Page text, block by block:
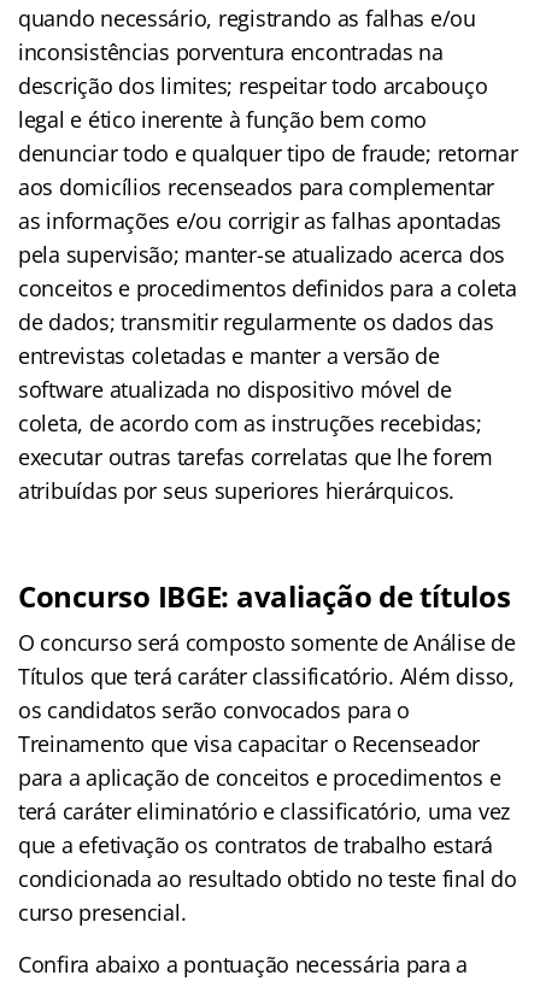
quando necessário, registrando as falhas e/ou
inconsistências porventura encontradas na
descrição dos limites; respeitar todo arcabouço
legal e ético inerente à função bem como
denunciar todo e qualquer tipo de fraude; retornar
aos domicílios recenseados para complementar
as informações e/ou corrigir as falhas apontadas
pela supervisão; manter-se atualizado acerca dos
conceitos e procedimentos definidos para a coleta
de dados; transmitir regularmente os dados das
entrevistas coletadas e manter a versão de
software atualizada no dispositivo móvel de
coleta, de acordo com as instruções recebidas;
executar outras tarefas correlatas que lhe forem
atribuídas por seus superiores hierárquicos.
Concurso IBGE: avaliação de títulos
O concurso será composto somente de Análise de
Títulos que terá caráter classificatório. Além disso,
os candidatos serão convocados para o
Treinamento que visa capacitar o Recenseador
para a aplicação de conceitos e procedimentos e
terá caráter eliminatório e classificatório, uma vez
que a efetivação os contratos de trabalho estará
condicionada ao resultado obtido no teste final do
curso presencial.
Confira abaixo a pontuação necessária para a